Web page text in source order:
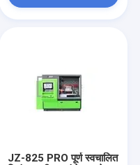
JZ-825 PRO पूर्ण स्वचालित